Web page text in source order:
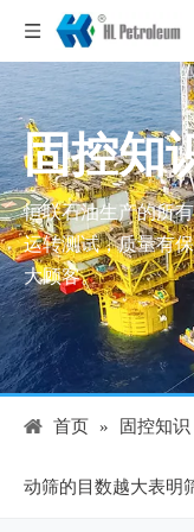
固控知
恒联石油生产的所
运转测试，质量有
大顾客。
首页 » 固控知识
动筛的目数越大表明